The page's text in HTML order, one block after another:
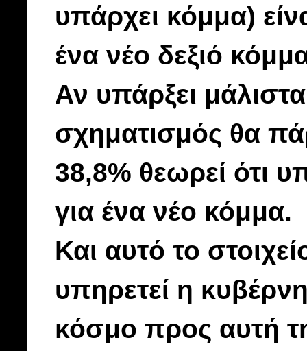
υπάρχει κόμμα)
ένα νέο δεξιό
Αν υπάρξει
σχηματισμός θα
38,8% θεωρεί ότι
για ένα νέο κόμμα.
Και αυτό το
υπηρετεί η
κόσμο προς αυτή